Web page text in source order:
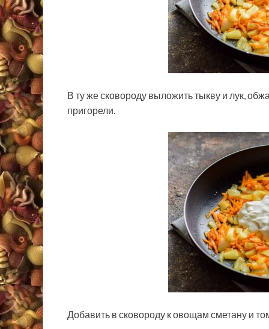
В ту же сковороду выложить тыкву и лук,
пригорели.
Добавить в сковороду к овощам сметану и